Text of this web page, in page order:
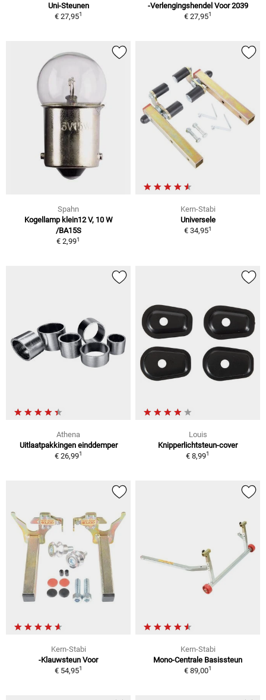
Uni-Steunen
€ 27,951
-Verlengingshendel Voor 2039
€ 27,951
Spahn
Kogellamp klein12 V, 10 W
/BA15S
€ 2,991
Kern-Stabi
Universele
€ 34,951
Athena
Uitlaatpakkingen einddemper
€ 26,991
Louis
Knipperlichtsteun-cover
€ 8,991
Kern-Stabi
-Klauwsteun Voor
€ 54,951
Kern-Stabi
Mono-Centrale Basissteun
€ 89,001